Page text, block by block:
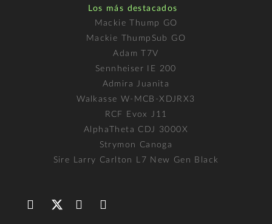
Los más destacados
Mackie Thump GO
Mackie ThumpSub GO
Adam T7V
Sennheiser IE 200
Admira Juanita
Walkasse W-MCB-XDJRX3
RCF Evox J11
AlphaTheta CDJ 3000X
Strymon Canoga
Sire Larry Carlton L7 New Gen Black